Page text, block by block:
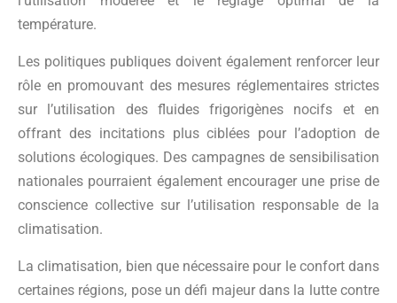
température.
Les politiques publiques doivent également renforcer leur
rôle en promouvant des mesures réglementaires strictes
sur l’utilisation des fluides frigorigènes nocifs et en
offrant des incitations plus ciblées pour l’adoption de
solutions écologiques. Des campagnes de sensibilisation
nationales pourraient également encourager une prise de
conscience collective sur l’utilisation responsable de la
climatisation.
La climatisation, bien que nécessaire pour le confort dans
certaines régions, pose un défi majeur dans la lutte contre